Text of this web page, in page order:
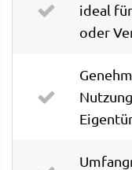
ideal
oder